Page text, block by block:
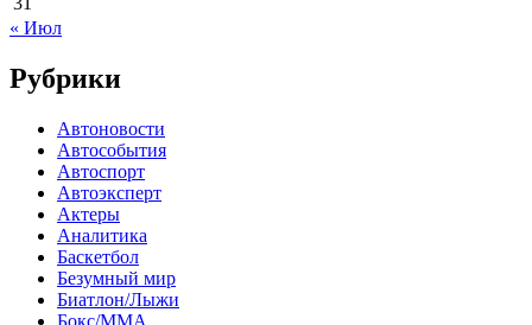
« Июл
Рубрики
Автоновости
Автособытия
Автоспорт
Автоэксперт
Актеры
Аналитика
Баскетбол
Безумный мир
Биатлон/Лыжи
Бокс/MMA